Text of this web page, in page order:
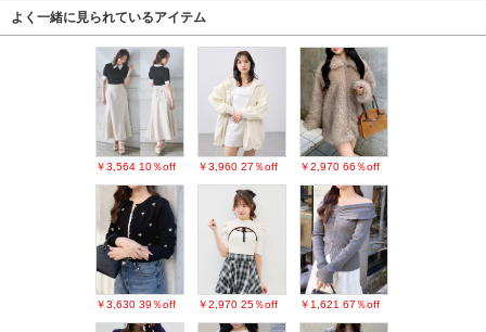
よく一緒に見られているアイテム
￥3,564 10％off ￥3,960 27％off ￥2,970 66％off
￥3,630 39％off ￥2,970 25％off ￥1,621 67％off